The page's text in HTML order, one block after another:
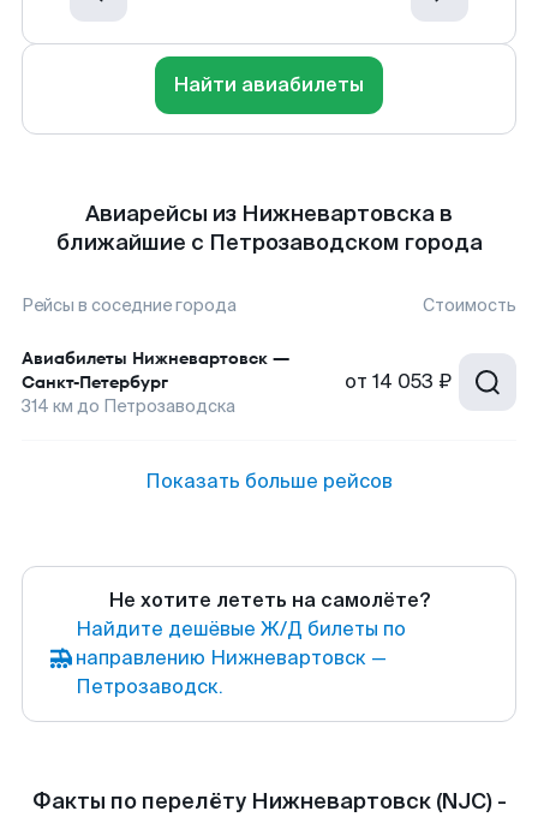
Найти авиабилеты
Авиарейсы из Нижневартовска в
ближайшие с Петрозаводском города
Рейсы в соседние города Стоимость
Авиабилеты Нижневартовск —
Санкт-Петербург
314 км до Петрозаводска
от 14 053 ₽
Показать больше рейсов
Не хотите лететь на самолёте?
Найдите дешёвые Ж/Д билеты по
направлению Нижневартовск —
Петрозаводск.
Факты по перелёту Нижневартовск (NJC) -